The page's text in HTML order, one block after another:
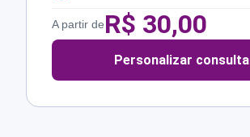
A partir deR$ 30,00
Personalizar consulta